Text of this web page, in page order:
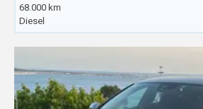
68.000 km
Diesel